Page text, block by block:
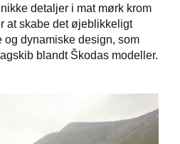
detaljer i mat mørk krom
at skabe det øjeblikkeligt
dynamiske design, som
blandt Škodas modeller.